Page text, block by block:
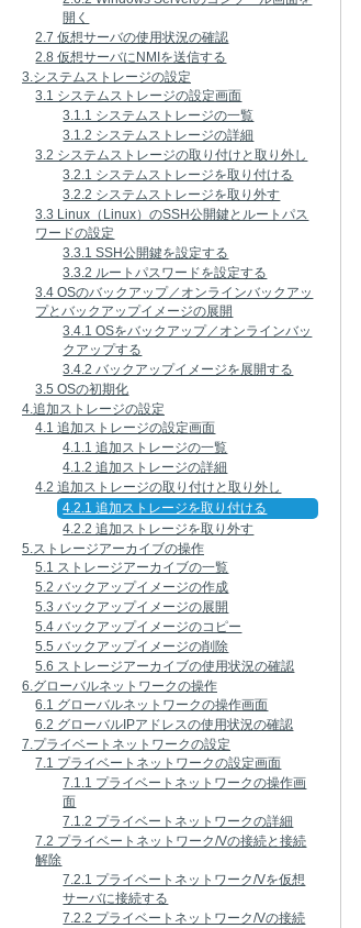
開く
2.7 仮想サーバの使用状況の確認
2.8 仮想サーバにNMIを送信する
3.システムストレージの設定
3.1 システムストレージの設定画面
3.1.1 システムストレージの一覧
3.1.2 システムストレージの詳細
3.2 システムストレージの取り付けと取り外し
3.2.1 システムストレージを取り付ける
3.2.2 システムストレージを取り外す
3.3 Linux（Linux）のSSH公開鍵とルートパス
ワードの設定
3.3.1 SSH公開鍵を設定する
3.3.2 ルートパスワードを設定する
3.4 OSのバックアップ／オンラインバックアッ
プとバックアップイメージの展開
3.4.1 OSをバックアップ／オンラインバッ
クアップする
3.4.2 バックアップイメージを展開する
3.5 OSの初期化
4.追加ストレージの設定
4.1 追加ストレージの設定画面
4.1.1 追加ストレージの一覧
4.1.2 追加ストレージの詳細
4.2 追加ストレージの取り付けと取り外し
4.2.1 追加ストレージを取り付ける
4.2.2 追加ストレージを取り外す
5.ストレージアーカイブの操作
5.1 ストレージアーカイブの一覧
5.2 バックアップイメージの作成
5.3 バックアップイメージの展開
5.4 バックアップイメージのコピー
5.5 バックアップイメージの削除
5.6 ストレージアーカイブの使用状況の確認
6.グローバルネットワークの操作
6.1 グローバルネットワークの操作画面
6.2 グローバルIPアドレスの使用状況の確認
7.プライベートネットワークの設定
7.1 プライベートネットワークの設定画面
7.1.1 プライベートネットワークの操作画
面
7.1.2 プライベートネットワークの詳細
7.2 プライベートネットワーク/Vの接続と接続
解除
7.2.1 プライベートネットワーク/Vを仮想
サーバに接続する
7.2.2 プライベートネットワーク/Vの接続